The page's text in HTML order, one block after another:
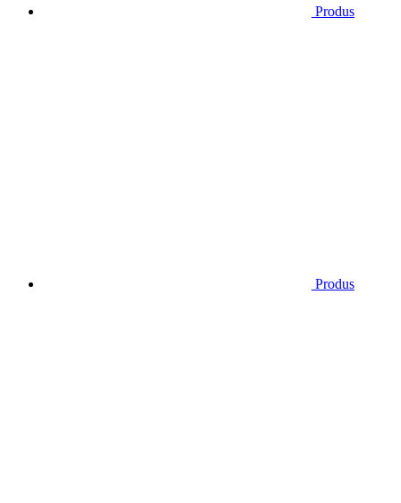
Produs
Produs